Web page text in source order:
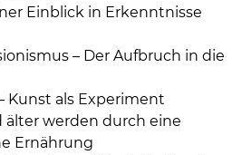
Einblick in Erkenntnisse
– Der Aufbruch in die
Kunst als Experiment
älter werden durch eine
Ernährung